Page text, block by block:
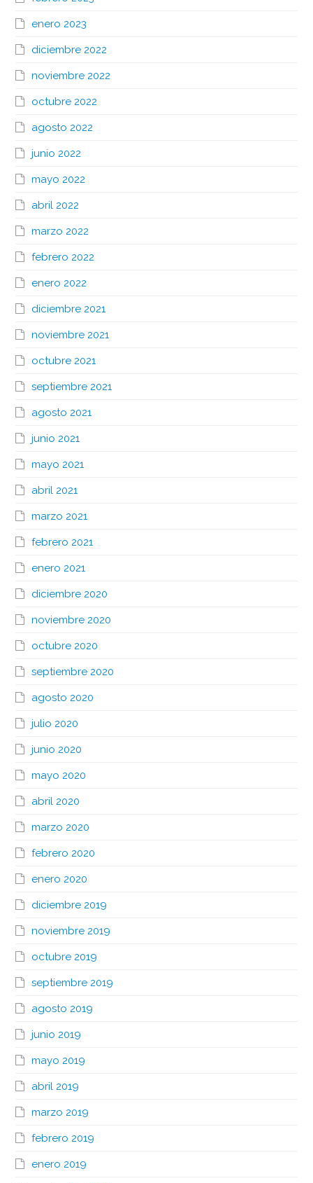
enero 2023
diciembre 2022
noviembre 2022
octubre 2022
agosto 2022
junio 2022
mayo 2022
abril 2022
marzo 2022
febrero 2022
enero 2022
diciembre 2021
noviembre 2021
octubre 2021
septiembre 2021
agosto 2021
junio 2021
mayo 2021
abril 2021
marzo 2021
febrero 2021
enero 2021
diciembre 2020
noviembre 2020
octubre 2020
septiembre 2020
agosto 2020
julio 2020
junio 2020
mayo 2020
abril 2020
marzo 2020
febrero 2020
enero 2020
diciembre 2019
noviembre 2019
octubre 2019
septiembre 2019
agosto 2019
junio 2019
mayo 2019
abril 2019
marzo 2019
febrero 2019
enero 2019